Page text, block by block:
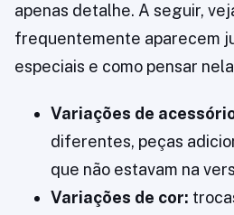
apenas detalhe. A seguir,
frequentemente aparecem
especiais e como pensar
Variações de
diferentes, peças
que não estavam na
Variações de cor: